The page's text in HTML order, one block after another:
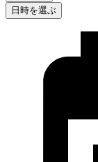
日時を選ぶ